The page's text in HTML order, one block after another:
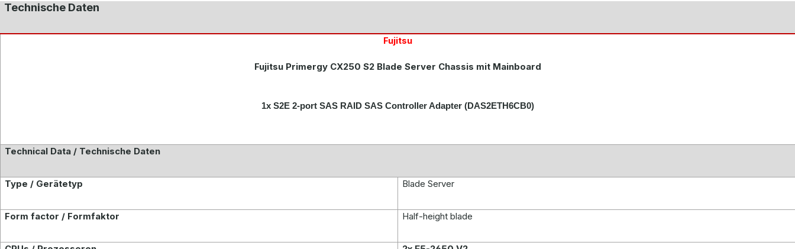
Technische Daten
Fujitsu
Fujitsu Primergy CX250 S2 Blade Server Chassis mit Mainboard
1x S2E 2-port SAS RAID SAS Controller Adapter (DAS2ETH6CB0)
Technical Data / Technische Daten
Type / Gerätetyp Blade Server
Form factor / Formfaktor Half-height blade